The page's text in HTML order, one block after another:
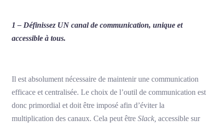
1 – Définissez UN canal de communication, unique et
accessible à tous.
Il est absolument nécessaire de maintenir une communication
efficace et centralisée. Le choix de l’outil de communication est
donc primordial et doit être imposé afin d’éviter la
multiplication des canaux. Cela peut être Slack, accessible sur